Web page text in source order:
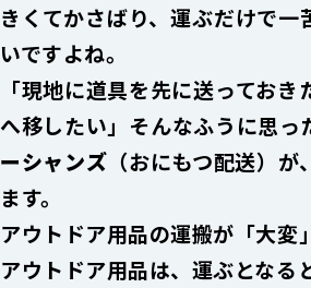
きくてかさばり、運ぶだけで
いですよね。
「現地に道具を先に送ってお
へ移したい」――そんなふうに思
ーシャンズ （おにもつ配送）
ます。
アウトドア用品の運搬が「大変
アウトドア用品は、運ぶとなる